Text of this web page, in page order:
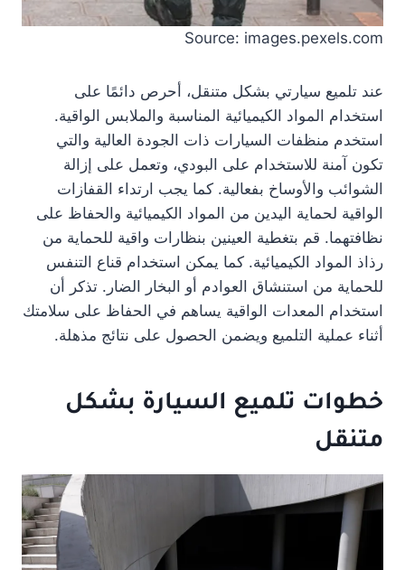
Source: images.pexels.com
عند تلميع سيارتي بشكل متنقل، أحرص دائمًا على
استخدام المواد الكيميائية المناسبة والملابس الواقية.
استخدم منظفات السيارات ذات الجودة العالية والتي
تكون آمنة للاستخدام على البودي، وتعمل على إزالة
الشوائب والأوساخ بفعالية. كما يجب ارتداء القفازات
الواقية لحماية اليدين من المواد الكيميائية والحفاظ على
نظافتهما. قم بتغطية العينين بنظارات واقية للحماية من
رذاذ المواد الكيميائية. كما يمكن استخدام قناع التنفس
للحماية من استنشاق العوادم أو البخار الضار. تذكر أن
استخدام المعدات الواقية يساهم في الحفاظ على سلامتك
أثناء عملية التلميع ويضمن الحصول على نتائج مذهلة.
خطوات تلميع السيارة بشكل
متنقل